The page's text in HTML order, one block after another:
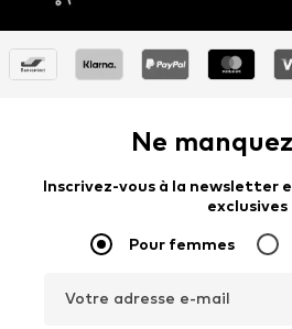
Ne
Inscrivez-vous à la newsletter
exclusives
Pour femmes
Votre adresse e-mail